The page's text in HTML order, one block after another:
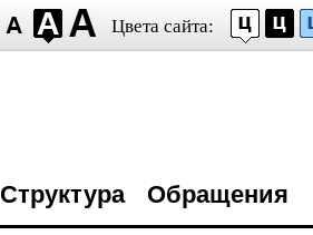
Цвета сайта:
Структура Обращения